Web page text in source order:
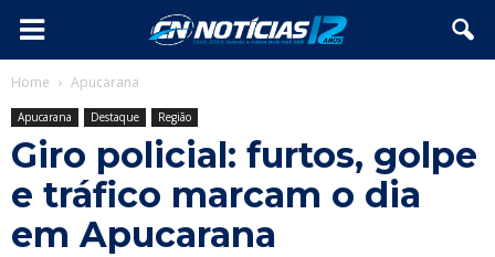
Home Apucarana
Apucarana Destaque Região
Giro policial: furtos, golpe
e tráfico marcam o dia
em Apucarana